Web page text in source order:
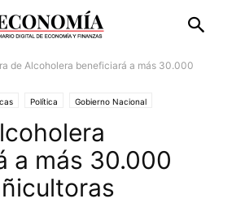
de Alcoholera beneficiará a más 30.000
Política Gobierno Nacional
a más 30.000